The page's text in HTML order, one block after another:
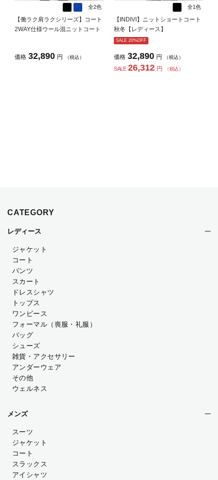
全2色
【働ラク肩ラクシリーズ】コート
2WAY仕様ウール混ニットコート
価格 32,890 円 （税込）
全1色
【INDIVI】ニットショートコート
秋冬【レディース】
SALE 20%OFF
価格 32,890 円 （税込）
SALE 26,312 円 （税込）
CATEGORY
レディース
ジャケット
コート
パンツ
スカート
ドレスシャツ
トップス
ワンピース
フォーマル（喪服・礼服）
バッグ
シューズ
雑貨・アクセサリー
アンダーウェア
その他
ウェルネス
メンズ
スーツ
ジャケット
コート
スラックス
アイシャツ